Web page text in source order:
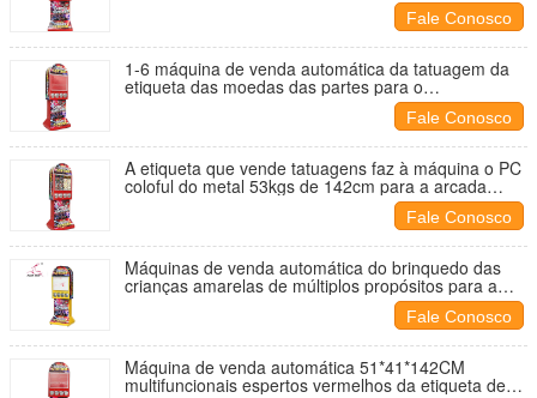
Fale Conosco
1-6 máquina de venda automática da tatuagem da
etiqueta das moedas das partes para o
Fale Conosco
A etiqueta que vende tatuagens faz à máquina o PC
coloful do metal 53kgs de 142cm para a arcada
Fale Conosco
Máquinas de venda automática do brinquedo das
crianças amarelas de múltiplos propósitos para a
Fale Conosco
Máquina de venda automática 51*41*142CM
multifuncionais espertos vermelhos da etiqueta de